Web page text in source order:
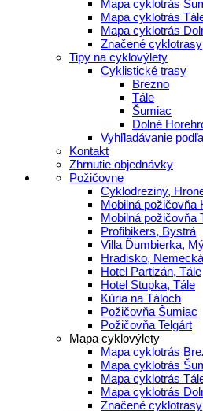
Mapa cyklotrás
Mapa cyklotrás
Mapa cyklotrás
Značené cyklotrasy
Tipy na cyklovýlety
Cyklistické trasy
Brezno
Tále
Šumiac
Dolné
Vyhľladávanie
Kontakt
Zhrnutie objednávky
Požičovne
Cyklodreziny,
Mobilná požičovňa
Mobilná požičovňa
Profibikers, Bystrá
Villa Ďumbierka,
Hradisko, Nemecká
Hotel Partizán, Tále
Hotel Stupka, Tále
Kúria na Táloch
Požičovňa Šumiac
Požičovňa Telgárt
Mapa cyklovýlety
Mapa cyklotrás
Mapa cyklotrás
Mapa cyklotrás
Mapa cyklotrás
Značené cyklotrasy